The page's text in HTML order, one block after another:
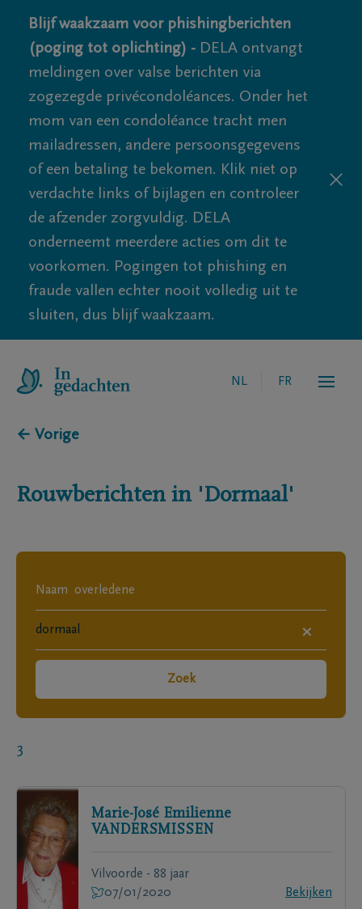
Blijf waakzaam voor phishingberichten
(poging tot oplichting) - DELA ontvangt
meldingen over valse berichten via
zogezegde privécondoléances. Onder het
mom van een condoléance tracht men
mailadressen, andere persoonsgegevens
of een betaling te bekomen. Klik niet op
verdachte links of bijlagen en controleer
de afzender zorgvuldig. DELA
onderneemt meerdere acties om dit te
voorkomen. Pogingen tot phishing en
fraude vallen echter nooit volledig uit te
sluiten, dus blijf waakzaam.
NL FR
← Vorige
Rouwberichten in 'Dormaal'
×
Zoek
3
Marie-José Emilienne
VANDERSMISSEN
Vilvoorde - 88 jaar
07/01/2020
Bekijken